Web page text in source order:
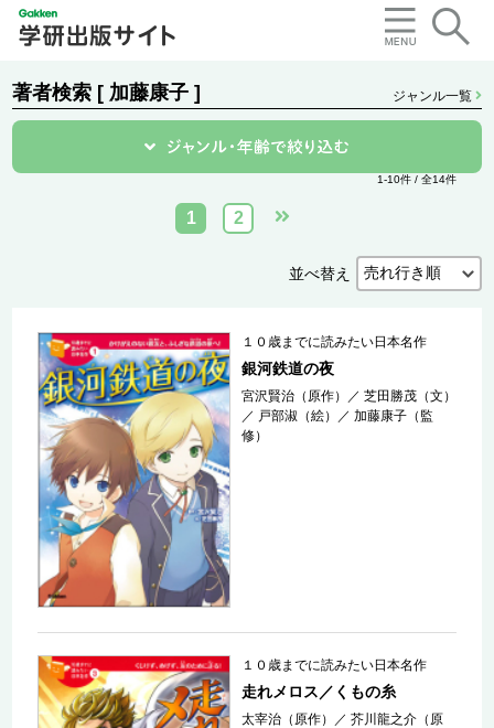
著者検索 [ 加藤康子 ] ジャンル一覧
1-10件 / 全14件
1 2
並べ替え
１０歳までに読みたい日本名作
銀河鉄道の夜
宮沢賢治（原作） ／芝田勝茂（文）
／ 戸部淑（絵） ／加藤康子（監
修）
１０歳までに読みたい日本名作
走れメロス／くもの糸
太宰治（原作） ／芥川龍之介（原